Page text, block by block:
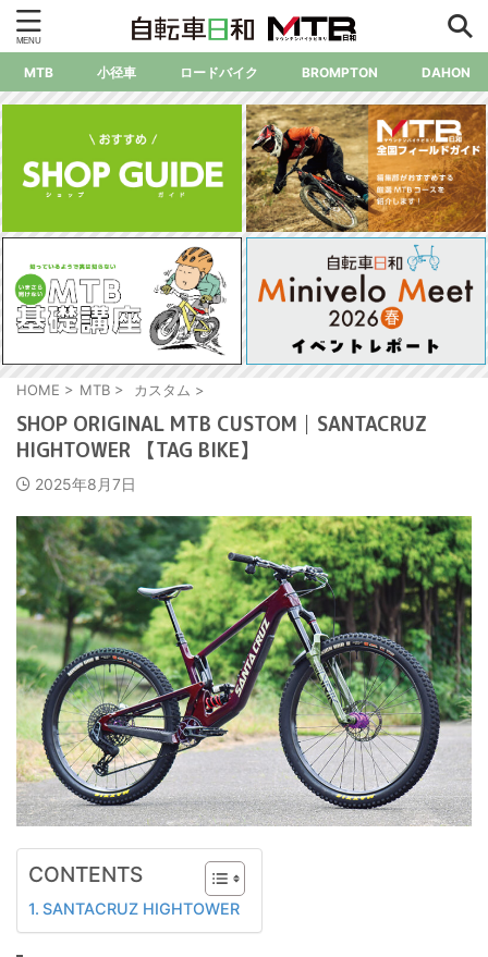
MTB 小径車 ロードバイク BROMPTON DAHON
HOME > MTB > カスタム >
SHOP ORIGINAL MTB CUSTOM│SANTACRUZ
HIGHTOWER 【TAG BIKE】
2025年8月7日
CONTENTS
SANTACRUZ HIGHTOWER